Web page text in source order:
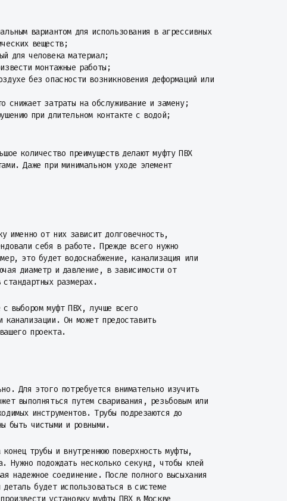
вариантом для использования в агрессивных
веществ;
для человека материал;
монтажные работы;
без опасности возникновения деформаций или
снижает затраты на обслуживание и замену;
при длительном контакте с водой;
количество преимуществ делают муфту ПВХ
Даже при минимальном уходе элемент
именно от них зависит долговечность,
себя в работе. Прежде всего нужно
это будет водоснабжение, канализация или
диаметр и давление, в зависимости от
размерах.
выбором муфт ПВХ, лучше всего
канализации. Он может предоставить
проекта.
Для этого потребуется внимательно изучить
выполняться путем сваривания, резьбовым или
инструментов. Трубы подрезаются до
быть чистыми и ровными.
трубы и внутреннюю поверхность муфты,
Нужно подождать несколько секунд, чтобы клей
надежное соединение. После полного высыхания
будет использоваться в системе